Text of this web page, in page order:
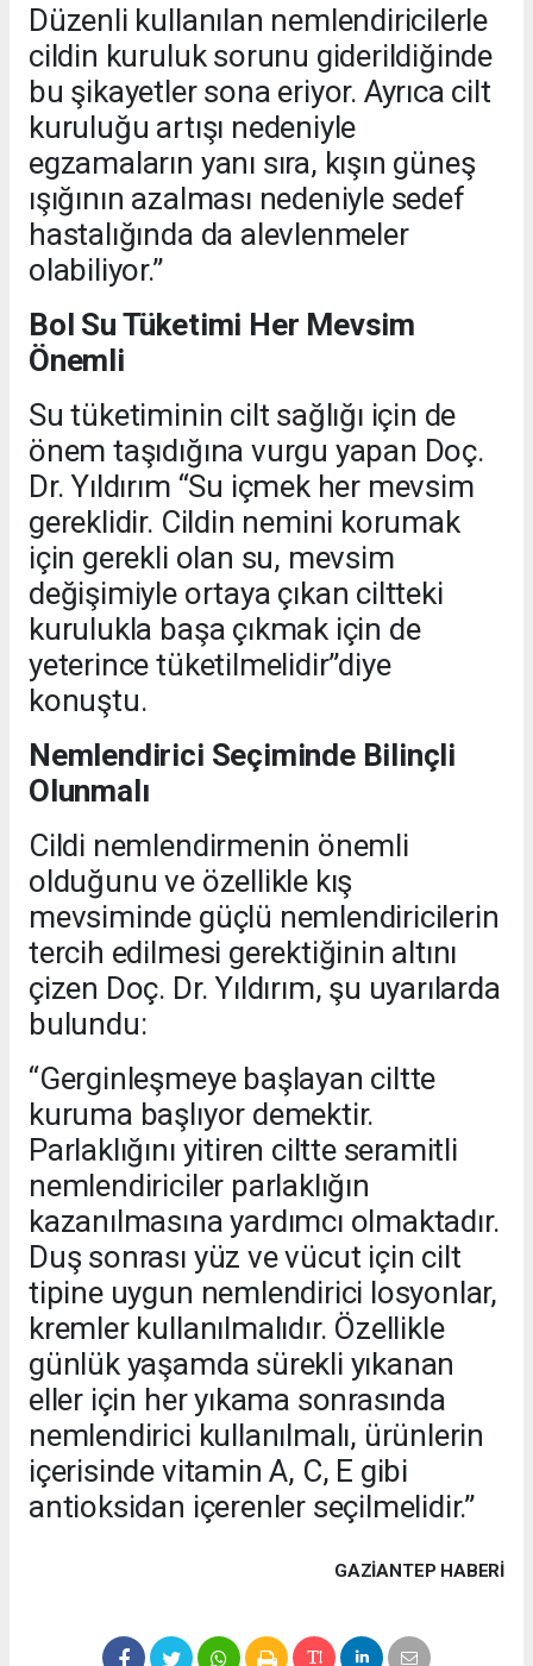
Düzenli kullanılan nemlendiricilerle
cildin kuruluk sorunu giderildiğinde
bu şikayetler sona eriyor. Ayrıca cilt
kuruluğu artışı nedeniyle
egzamaların yanı sıra, kışın güneş
ışığının azalması nedeniyle sedef
hastalığında da alevlenmeler
olabiliyor.”
Bol Su Tüketimi Her Mevsim
Önemli
Su tüketiminin cilt sağlığı için de
önem taşıdığına vurgu yapan Doç.
Dr. Yıldırım “Su içmek her mevsim
gereklidir. Cildin nemini korumak
için gerekli olan su, mevsim
değişimiyle ortaya çıkan ciltteki
kurulukla başa çıkmak için de
yeterince tüketilmelidir”diye
konuştu.
Nemlendirici Seçiminde Bilinçli
Olunmalı
Cildi nemlendirmenin önemli
olduğunu ve özellikle kış
mevsiminde güçlü nemlendiricilerin
tercih edilmesi gerektiğinin altını
çizen Doç. Dr. Yıldırım, şu uyarılarda
bulundu:
“Gerginleşmeye başlayan ciltte
kuruma başlıyor demektir.
Parlaklığını yitiren ciltte seramitli
nemlendiriciler parlaklığın
kazanılmasına yardımcı olmaktadır.
Duş sonrası yüz ve vücut için cilt
tipine uygun nemlendirici losyonlar,
kremler kullanılmalıdır. Özellikle
günlük yaşamda sürekli yıkanan
eller için her yıkama sonrasında
nemlendirici kullanılmalı, ürünlerin
içerisinde vitamin A, C, E gibi
antioksidan içerenler seçilmelidir.”
GAZIANTEP HABERİ